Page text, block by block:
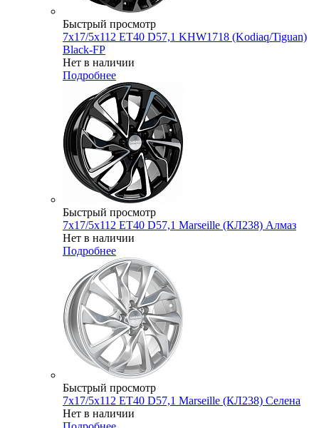
Быстрый просмотр
7x17/5x112 ET40 D57,1 KHW1718 (Kodiaq/Tiguan)
Black-FP
Нет в наличии
Подробнее
Быстрый просмотр
7x17/5x112 ET40 D57,1 Marseille (КЛ238) Алмаз
Нет в наличии
Подробнее
Быстрый просмотр
7x17/5x112 ET40 D57,1 Marseille (КЛ238) Селена
Нет в наличии